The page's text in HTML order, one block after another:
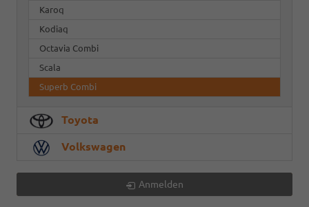
Karoq
Kodiaq
Octavia Combi
Scala
Superb Combi
Toyota
Volkswagen
Anmelden